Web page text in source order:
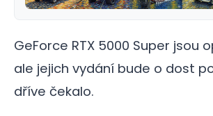
GeForce RTX 5000 Super jsou
ale jejich vydání bude o dost
dříve čekalo.